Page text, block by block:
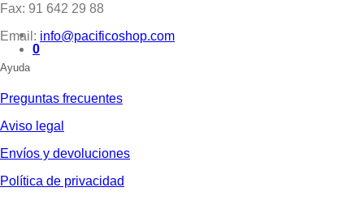
0
Fax: 91 642 29 88
Email: info@pacificoshop.com
Ayuda
Preguntas frecuentes
Aviso legal
Envíos y devoluciones
Política de privacidad